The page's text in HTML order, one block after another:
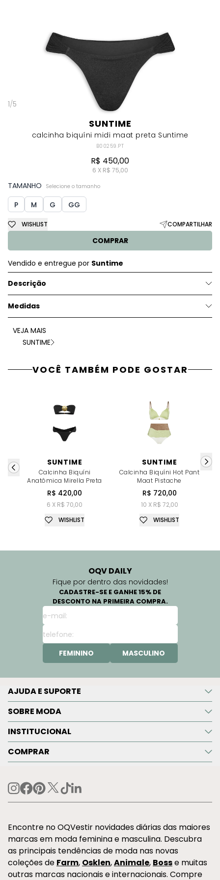
1/5
SUNTIME
calcinha biquíni midi maat preta Suntime
B00259.PT
R$ 450,00
6 X R$ 75,00
TAMANHO Selecione o tamanho
P M G GG
COMPRAR
WISHLIST COMPARTILHAR
Vendido e entregue por Suntime
Descrição
Medidas
VEJA MAIS
SUNTIME
VOCÊ TAMBÉM PODE GOSTAR
SUNTIME
Calcinha Biquíni
Anatômica Mirella Preta
R$ 420,00
6 X R$ 70,00
WISHLIST
SUNTIME
Calcinha Biquíni Hot Pant
Maat Pistache
R$ 720,00
10 X R$ 72,00
WISHLIST
OQV DAILY
Fique por dentro das novidades!
CADASTRE-SE E GANHE 15% DE
DESCONTO NA PRIMEIRA COMPRA.
FEMININO MASCULINO
AJUDA E SUPORTE
SOBRE MODA
INSTITUCIONAL
COMPRAR
Encontre no OQVestir novidades diárias das maiores
marcas em moda feminina e masculina. Descubra
as principais tendências de moda nas novas
coleções de Farm, Osklen,Animale, Bosse muitas
outras marcas nacionais e internacionais. Compre